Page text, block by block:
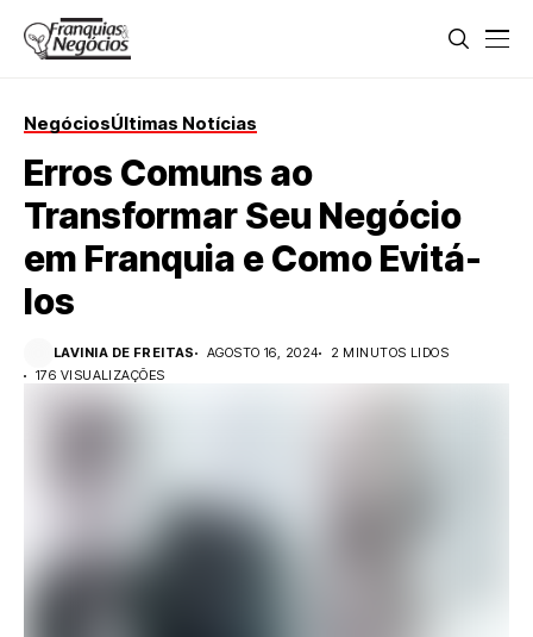
NegóciosÚltimas Notícias
Erros Comuns ao
Transformar Seu Negócio
em Franquia e Como Evitá-
los
LAVINIA DE FREITAS AGOSTO 16, 2024
2 MINUTOS LIDOS
176 VISUALIZAÇÕES